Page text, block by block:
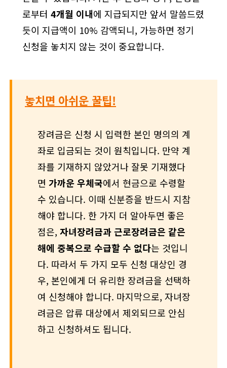
로부터 4개월 이내에 지급되지만 앞서 말씀드렸
듯이 지급액이 10% 감액되니, 가능하면 정기
신청을 놓치지 않는 것이 중요합니다.
놓치면 아쉬운 꿀팁!
장려금은 신청 시 입력한 본인 명의의 계
좌로 입금되는 것이 원칙입니다. 만약 계
좌를 기재하지 않았거나 잘못 기재했다
면 가까운 우체국에서 현금으로 수령할
수 있습니다. 이때 신분증을 반드시 지참
해야 합니다. 한 가지 더 알아두면 좋은
점은, 자녀장려금과 근로장려금은 같은
해에 중복으로 수급할 수 없다는 것입니
다. 따라서 두 가지 모두 신청 대상인 경
우, 본인에게 더 유리한 장려금을 선택하
여 신청해야 합니다. 마지막으로, 자녀장
려금은 압류 대상에서 제외되므로 안심
하고 신청하셔도 됩니다.